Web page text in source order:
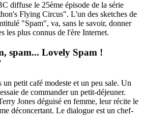
diffuse le 25ème épisode de la série
Flying Circus". L'un des sketches de
"Spam", va, sans le savoir, donner
les plus connus de l'ère Internet.
spam... Lovely Spam !
un petit café modeste et un peu sale. Un
de commander un petit-déjeuner.
Jones déguisé en femme, leur récite le
déconcertant. Le dialogue est un chef-